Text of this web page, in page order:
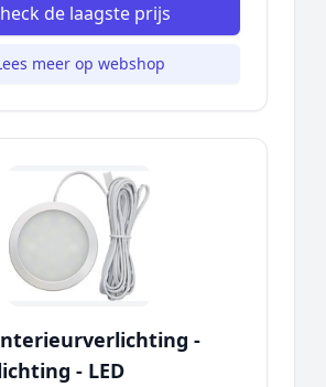
de laagste prijs
meer op webshop
-
- LED